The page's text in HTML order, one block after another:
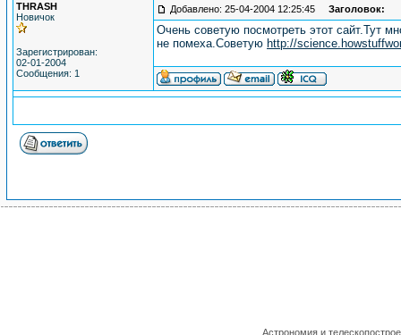
THRASH
Новичок
Зарегистрирован:
02-01-2004
Сообщения: 1
Добавлено: 25-04-2004 12:25:45 Заголовок:
Очень советую посмотреть этот сайт.Тут
не помеха.Советую http://
Астрономия и